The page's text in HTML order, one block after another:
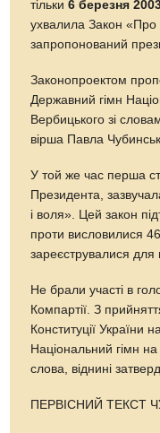
тільки6 березня
ухвалила Закон «Про
запропонований
Законопроектом
Державний гімн
Вербицького зі
вірша Павла
У той же час перша
Президента,
і воля». Цей закон
проти висловилися
зареєструвалися для
Не брали участі в
Компартії. З
Конституції України
Національний гімн
слова, віднині
ПЕРВІСНИЙ ТЕКСТ